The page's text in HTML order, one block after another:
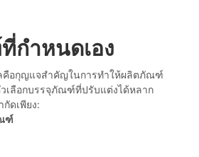
กำหนดเอง
อกุญแจสำคัญในการทำให้ผลิตภัณฑ์
เลือกบรรจุภัณฑ์ที่ปรับแต่งได้หลาก
ดเพียง:
ฑ์